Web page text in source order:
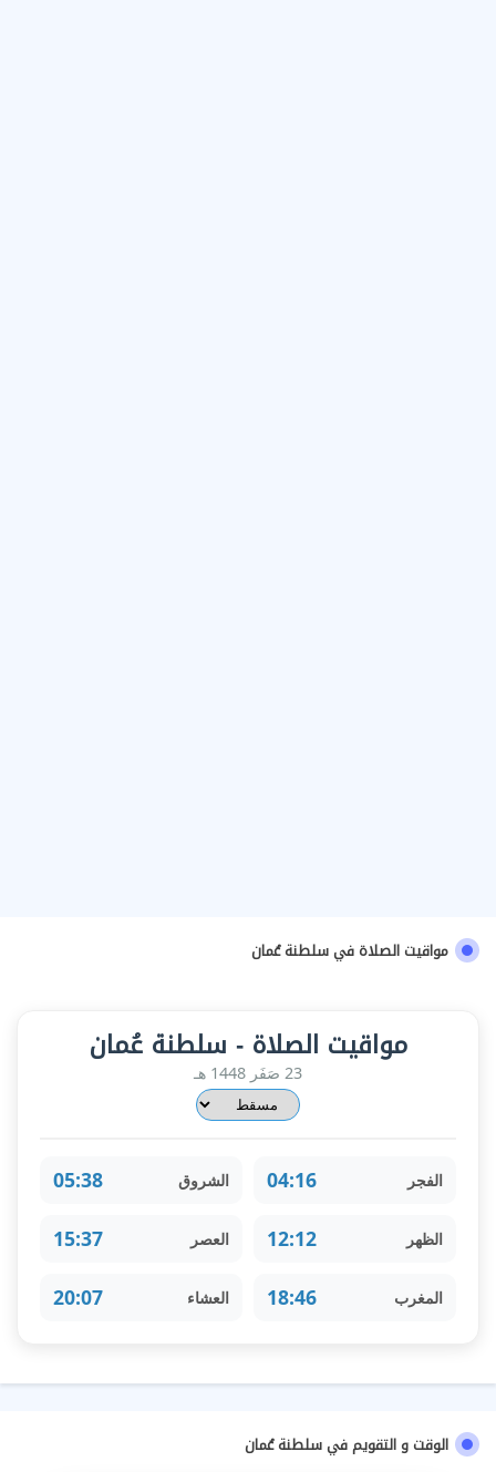
مواقيت الصلاة في سلطنة عُمان
مواقيت الصلاة - سلطنة عُمان
23 صَفَر 1448 هـ
الفجر 04:16 الشروق 05:38
الظهر 12:12 العصر 15:37
المغرب 18:46 العشاء 20:07
الوقت و التقويم في سلطنة عُمان